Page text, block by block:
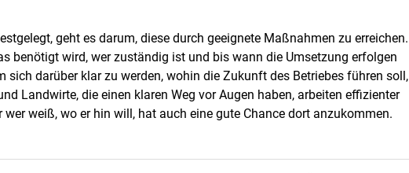
geht es darum, diese durch geeignete Maßnahmen zu erreichen.
benötigt wird, wer zuständig ist und bis wann die Umsetzung erfolgen
sich darüber klar zu werden, wohin die Zukunft des Betriebes führen soll,
Landwirte, die einen klaren Weg vor Augen haben, arbeiten effizienter
wer weiß, wo er hin will, hat auch eine gute Chance dort anzukommen.